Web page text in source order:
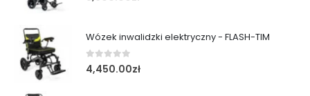
Wózek inwalidzki elektryczny - FLASH-TIM
0out of 5
4,450.00zł